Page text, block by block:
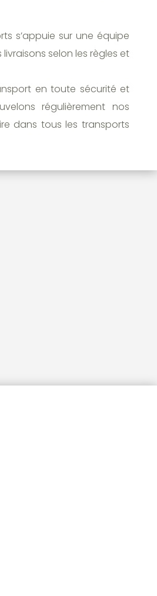
s’appuie sur une équipe
selon les règles et
en toute sécurité et
régulièrement nos
dans tous les transports